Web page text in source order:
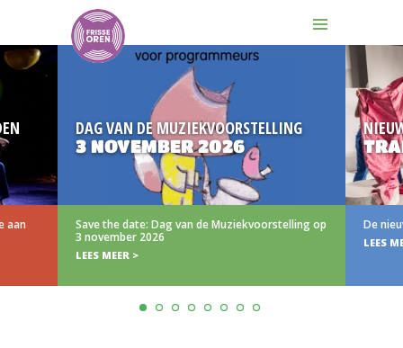
aan
DAG VAN DE MUZIEKVOORSTELLING
3 NOVEMBER 2026
Save the date: Dag van de Muziekvoorstelling op
3 november 2026
LEES MEER >
De
LEES